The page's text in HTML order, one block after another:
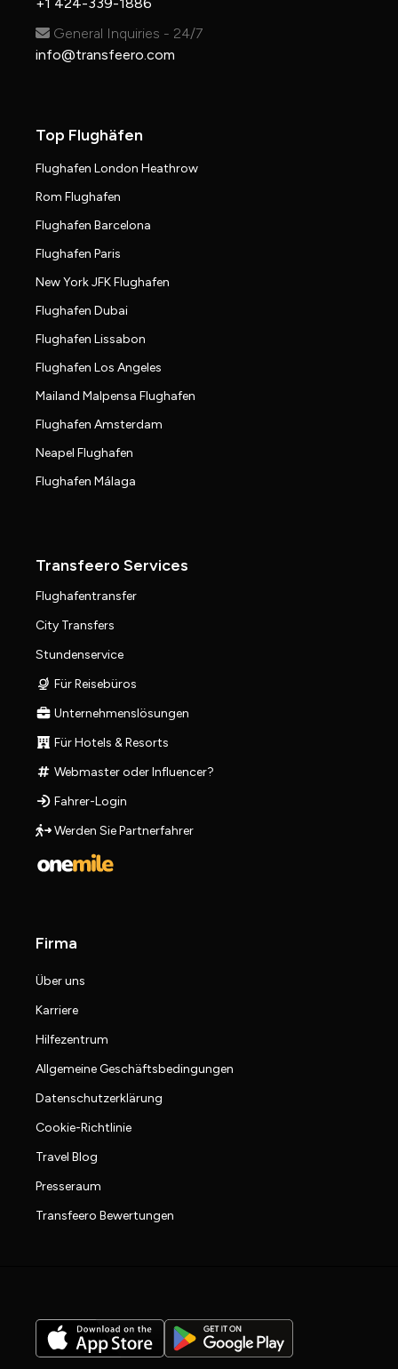
General Inquiries - 24/7
info@transfeero.com
Top Flughäfen
Flughafen London Heathrow
Rom Flughafen
Flughafen Barcelona
Flughafen Paris
New York JFK Flughafen
Flughafen Dubai
Flughafen Lissabon
Flughafen Los Angeles
Mailand Malpensa Flughafen
Flughafen Amsterdam
Neapel Flughafen
Flughafen Málaga
Transfeero Services
Flughafentransfer
City Transfers
Stundenservice
Für Reisebüros
Unternehmenslösungen
Für Hotels & Resorts
Webmaster oder Influencer?
Fahrer-Login
Werden Sie Partnerfahrer
Firma
Über uns
Karriere
Hilfezentrum
Allgemeine Geschäftsbedingungen
Datenschutzerklärung
Cookie-Richtlinie
Travel Blog
Presseraum
Transfeero Bewertungen